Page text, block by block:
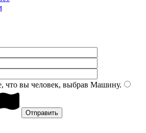
что вы человек, выбрав Машину.